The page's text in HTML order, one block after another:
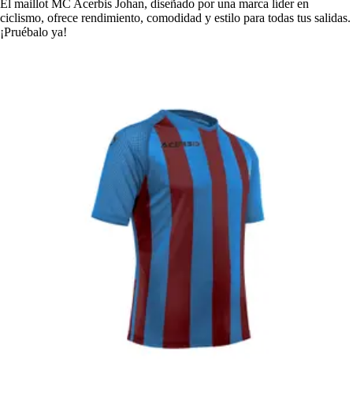
El maillot MC Acerbis Johan, diseñado por una marca líder en
ciclismo, ofrece rendimiento, comodidad y estilo para todas tus salidas.
¡Pruébalo ya!